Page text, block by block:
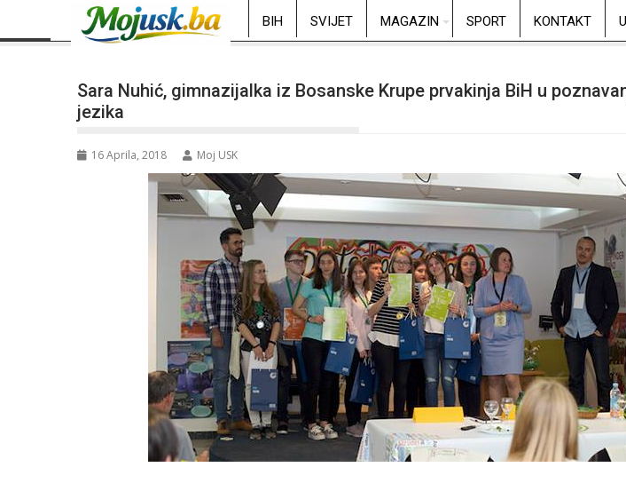
BIH SVIJET MAGAZIN SPORT KONTAKT
Sara Nuhić, gimnazijalka iz Bosanske Krupe prvakinja BiH u
jezika
16 Aprila, 2018 Moj USK